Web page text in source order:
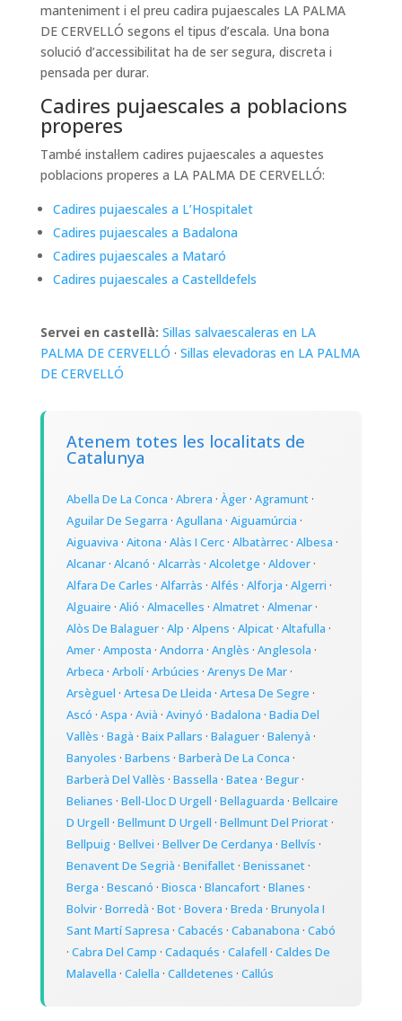
manteniment i el preu cadira pujaescales LA PALMA
DE CERVELLÓ segons el tipus d’escala. Una bona
solució d’accessibilitat ha de ser segura, discreta i
pensada per durar.
Cadires pujaescales a poblacions
properes
També instal·lem cadires pujaescales a aquestes
poblacions properes a LA PALMA DE CERVELLÓ:
Cadires pujaescales a L’Hospitalet
Cadires pujaescales a Badalona
Cadires pujaescales a Mataró
Cadires pujaescales a Castelldefels
Servei en castellà: Sillas salvaescaleras en LA
PALMA DE CERVELLÓ · Sillas elevadoras en LA PALMA
DE CERVELLÓ
Atenem totes les localitats de
Catalunya
Abella De La Conca · Abrera · Àger· Agramunt·
Aguilar De Segarra · Agullana · Aiguamúrcia ·
Aiguaviva · Aitona · Alàs I Cerc· Albatàrrec· Albesa ·
Alcanar· Alcanó · Alcarràs · Alcoletge · Aldover·
Alfara De Carles · Alfarràs · Alfés · Alforja · Algerri ·
Alguaire · Alió · Almacelles · Almatret· Almenar·
Alòs De Balaguer· Alp · Alpens · Alpicat· Altafulla ·
Amer· Amposta · Andorra · Anglès · Anglesola ·
Arbeca · Arbolí· Arbúcies · Arenys De Mar·
Arsèguel · Artesa De Lleida · Artesa De Segre ·
Ascó · Aspa · Avià · Avinyó · Badalona · Badia Del
Vallès · Bagà · Baix Pallars · Balaguer· Balenyà ·
Banyoles · Barbens · Barberà De La Conca ·
Barberà Del Vallès · Bassella · Batea · Begur·
Belianes · Bell-Lloc D Urgell · Bellaguarda · Bellcaire
D Urgell · Bellmunt D Urgell · Bellmunt Del Priorat·
Bellpuig· Bellvei · Bellver De Cerdanya · Bellvís ·
Benavent De Segrià · Benifallet· Benissanet·
Berga · Bescanó · Biosca · Blancafort· Blanes ·
Bolvir· Borredà · Bot· Bovera · Breda · Brunyola I
Sant Martí Sapresa · Cabacés · Cabanabona · Cabó
· Cabra Del Camp · Cadaqués · Calafell · Caldes De
Malavella · Calella · Calldetenes · Callús